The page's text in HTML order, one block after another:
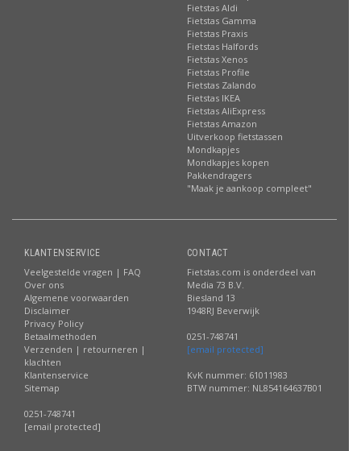
Fietstas Aldi
Fietstas Gamma
Fietstas Praxis
Fietstas Halfords
Fietstas Xenos
Fietstas Profile
Fietstas Zalando
Fietstas IKEA
Fietstas AliExpress
Fietstas Amazon
Uitverkoop fietstassen
Mondkapjes
Mondkapjes kopen
Pakkendragers
"Maak je aankoop compleet"
KLANTENSERVICE
Veelgestelde vragen | FAQ
Over ons
Algemene voorwaarden
Disclaimer
Privacy Policy
Betaalmethoden
Verzenden | retourneren |
klachten
Klantenservice
Sitemap
0251-748741
[email protected]
CONTACT
Fietstas.com is onderdeel van
Media 73 B.V.
Biesland 13
1948RJ Beverwijk
0251-748741
[email protected]
KvK nummer: 61011983
BTW nummer: NL854164637B01